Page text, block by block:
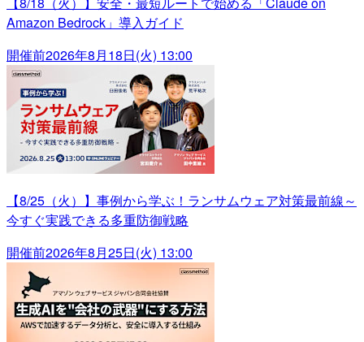
Amazon Bedrock」導入ガイド
開催前2026年8月18日(火) 13:00
【8/25（火）】事例から学ぶ！ランサムウェア対策最前線～
今すぐ実践できる多重防御戦略
開催前2026年8月25日(火) 13:00